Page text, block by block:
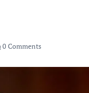
0 Comments